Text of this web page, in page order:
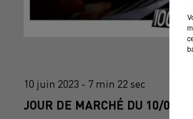
10 juin 2023 - 7 min 22 sec
JOUR DE MARCHÉ DU 10/06/